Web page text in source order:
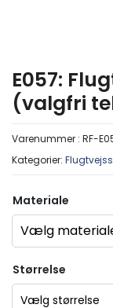
E057:
(valgfri
Varenummer : RF-
Kategorier:
Materiale
Størrelse